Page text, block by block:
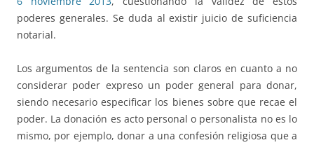
poderes generales. Se duda al existir juicio de suficiencia
notarial.
Los argumentos de la sentencia son claros en cuanto a no
considerar poder expreso un poder general para donar,
siendo necesario especificar los bienes sobre que recae el
poder. La donación es acto personal o personalista no es lo
mismo, por ejemplo, donar a una confesión religiosa que a